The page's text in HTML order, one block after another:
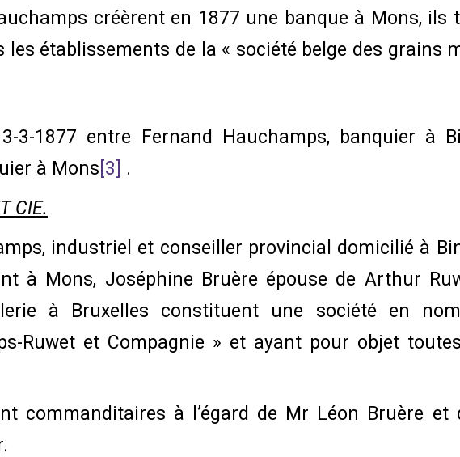
créèrent en 1877 une banque à Mons, ils
établissements de la « société belge des grains
3-1877 entre Fernand Hauchamps, banquier à
à Mons [3]
.
CIE.
industriel et conseiller provincial domicilié à
à Mons, Joséphine Bruère épouse de Arthur
à Bruxelles constituent une société en
Ruwet et Compagnie » et ayant pour objet
commanditaires à l’égard de Mr Léon Bruère et